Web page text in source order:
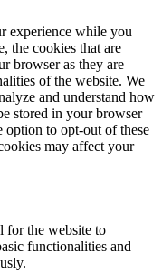
experience while you
the cookies that are
browser as they are
of the website. We
and understand how
stored in your browser
option to opt-out of these
may affect your
for the website to
functionalities and